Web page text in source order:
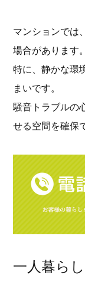
マンションでは
場合があります。
特に、静かな環
まいです。
騒音トラブルの
せる空間を確保
一人暮ら